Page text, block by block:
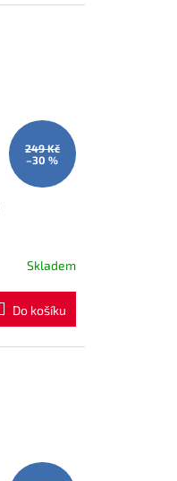
249 Kč
–30 %
Skladem
Do košíku